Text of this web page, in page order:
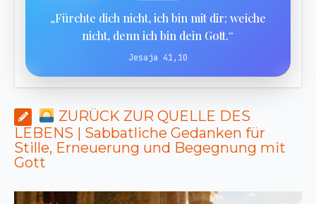
„Fürchte dich nicht, ich bin mit dir; weiche
nicht, denn ich bin dein Gott.“
Jesaja 41,10
ZURÜCK ZUR QUELLE DES
LEBENS | Sabbatliche Gedanken für
Stille, Erneuerung und Begegnung mit
Gott